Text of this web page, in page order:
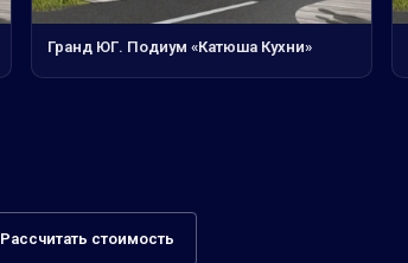
Гранд ЮГ. Подиум «Катюша Кухни»
Рассчитать стоимость